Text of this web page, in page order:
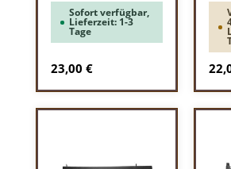
Sofort verfügbar,
Lieferzeit: 1-3
Tage
Regulärer Preis:
23,00 €